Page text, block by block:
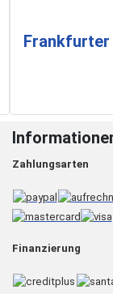
Frankfurter
Zahlungsarten
Finanzierung